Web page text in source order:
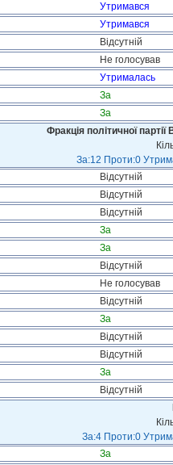
Утримався
Утримався
Відсутній
Не голосував
Утрималась
За
За
Фракція політичної
За:12 Проти:0
Відсутній
Відсутній
Відсутній
За
За
Відсутній
Не голосував
Відсутній
За
Відсутній
Відсутній
За
Відсутній
За:4 Проти:0
За